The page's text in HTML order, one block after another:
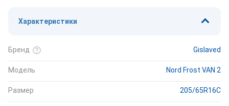
Характеристики
Бренд Gislaved
Модель Nord Frost VAN 2
Размер 205/65R16C